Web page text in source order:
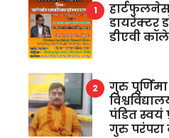
डायरेक्टर
डीएवी
गुरु
पंडित स्वयं
गुरु परंपरा